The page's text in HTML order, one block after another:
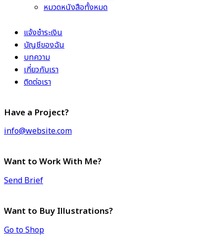
หมวดหนังสือทั้งหมด
แจ้งชำระเงิน
บัญชีของฉัน
บทความ
เกี่ยวกับเรา
ติดต่อเรา
Have a Project?
info@website.com
Want to Work With Me?
Send Brief
Want to Buy Illustrations?
Go to Shop